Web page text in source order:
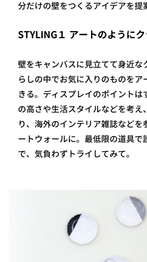
分だけの壁をつくるアイデアを提
STYLING１ アートのように
壁をキャンバスに見立てて身近な
らしの中でお気に入りのものを
きる。ディスプレイのポイント
の高さや生活スタイルなどを考え
り、海外のインテリア雑誌など
ートウォールに。最低限の道具で
で、気負わずトライしてみて。